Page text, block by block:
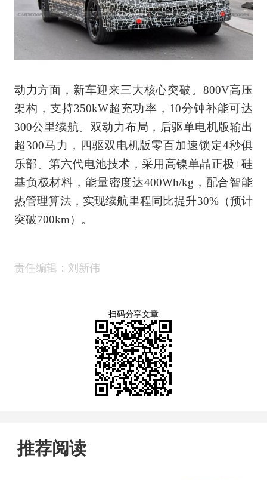
动力方面，新车迎来三大核心突破。800V高压
架构，支持350kW超充功率，10分钟补能可达
300公里续航。双动力布局，后驱单电机版输出
超300马力，四驱双电机版零百加速锁定4秒俱
乐部。第六代电池技术，采用高镍单晶正极+硅
基负极材料，能量密度达400Wh/kg，配合智能
热管理算法，实现续航里程同比提升30%（预计
突破700km）。
责任编辑：刘新伟
扫码分享文章
推荐阅读